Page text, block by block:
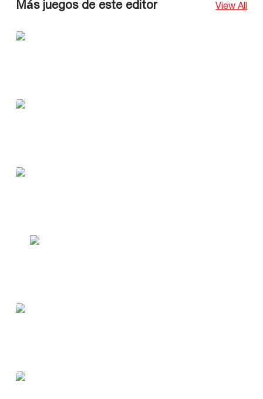
Más juegos de este editor View All